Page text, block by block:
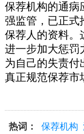
保荐机构的通病
强监管，已正式
保荐人的资料。
进一步加大惩罚
为自己的失责付
真正规范保荐市
热词： 保荐机构